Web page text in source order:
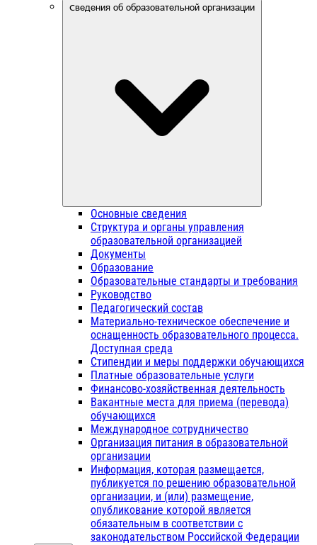
Сведения об образовательной организации
Основные сведения
Структура и органы управления
образовательной организацией
Документы
Образование
Образовательные стандарты и требования
Руководство
Педагогический состав
Материально-техническое обеспечение и
оснащенность образовательного процесса.
Доступная среда
Стипендии и меры поддержки обучающихся
Платные образовательные услуги
Финансово-хозяйственная деятельность
Вакантные места для приема (перевода)
обучающихся
Международное сотрудничество
Организация питания в образовательной
организации
Информация, которая размещается,
публикуется по решению образовательной
организации, и (или) размещение,
опубликование которой является
обязательным в соответствии с
законодательством Российской Федерации